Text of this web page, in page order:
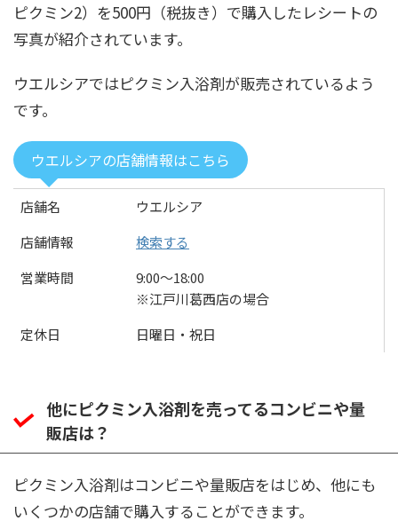
ピクミン2）を500円（税抜き）で購入したレシートの
写真が紹介されています。
ウエルシアではピクミン入浴剤が販売されているよう
です。
ウエルシアの店舗情報はこちら
店舗名
ウエルシア
店舗情報
検索する
営業時間
9:00〜18:00
※江戸川葛西店の場合
定休日
日曜日・祝日
他にピクミン入浴剤を売ってるコンビニや量
販店は？
ピクミン入浴剤はコンビニや量販店をはじめ、他にも
いくつかの店舗で購入することができます。